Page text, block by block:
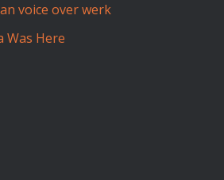
voice over werk
Was Here